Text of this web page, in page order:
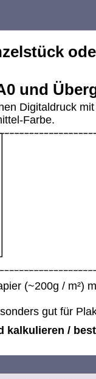
und
Digitaldruck
Farbe.
(~200g / m²)
gut für
kalkulieren /